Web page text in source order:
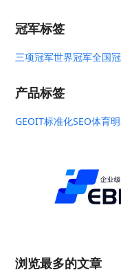
冠军标签
三项冠军世界冠军全国
产品标签
GEOIT标准化SEO体育
浏览最多的文章